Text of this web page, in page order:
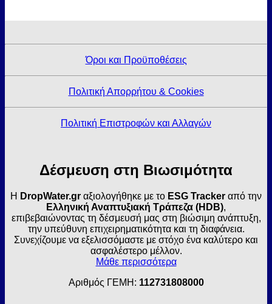
Όροι και Προϋποθέσεις
Πολιτική Απορρήτου & Cookies
Πολιτική Επιστροφών και Αλλαγών
Δέσμευση στη Βιωσιμότητα
Η DropWater.gr αξιολογήθηκε με το ESG Tracker από την
Ελληνική Αναπτυξιακή Τράπεζα (HDB),
επιβεβαιώνοντας τη δέσμευσή μας στη βιώσιμη ανάπτυξη,
την υπεύθυνη επιχειρηματικότητα και τη διαφάνεια.
Συνεχίζουμε να εξελισσόμαστε με στόχο ένα καλύτερο και
ασφαλέστερο μέλλον.
Μάθε περισσότερα
Αριθμός ΓΕΜΗ: 112731808000